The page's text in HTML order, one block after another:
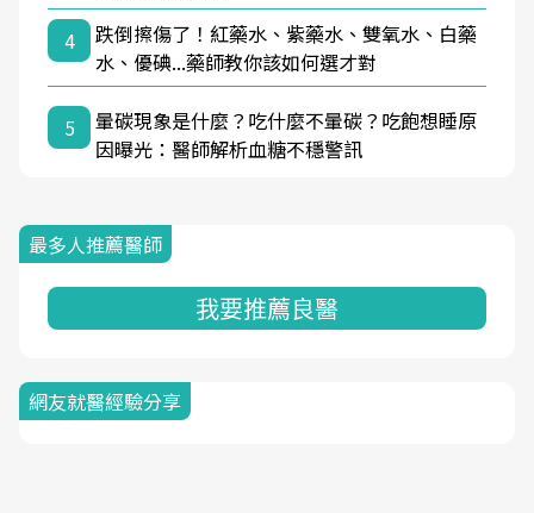
4
跌倒擦傷了！紅藥水、紫藥水、雙氧水、白藥
水、優碘...藥師教你該如何選才對
5
暈碳現象是什麼？吃什麼不暈碳？吃飽想睡原
因曝光：醫師解析血糖不穩警訊
最多人推薦醫師
我要推薦良醫
網友就醫經驗分享